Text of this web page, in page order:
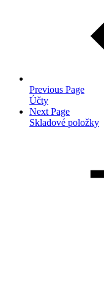
Previous Page
Účty
Next Page
Skladové položky